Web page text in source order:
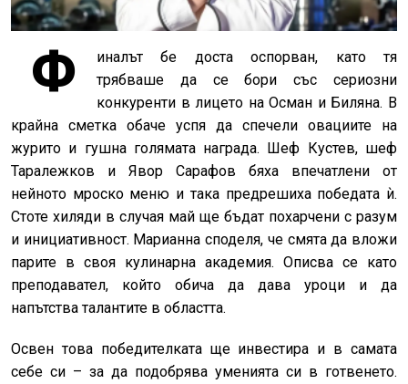
Ф
иналът бе доста оспорван, като тя
трябваше да се бори със сериозни
конкуренти в лицето на Осман и Биляна. В
крайна сметка обаче успя да спечели овациите на
журито и гушна голямата награда. Шеф Кустев, шеф
Таралежков и Явор Сарафов бяха впечатлени от
нейното мроско меню и така предрешиха победата ѝ.
Стоте хиляди в случая май ще бъдат похарчени с разум
и инициативност. Марианна споделя, че смята да вложи
парите в своя кулинарна академия. Описва се като
преподавател, който обича да дава уроци и да
напътства талантите в областта.
Освен това победителката ще инвестира и в самата
себе си – за да подобрява уменията си в готвенето.